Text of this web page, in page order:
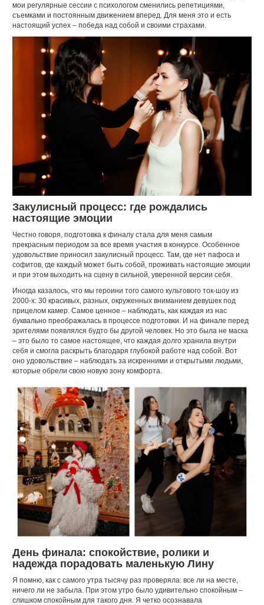
мои регулярные сессии с психологом сменились репетициями,
съемками и постоянным движением вперед. Для меня это и есть
настоящий успех – победа над собой и своими страхами.
Закулисный процесс: где рождались
настоящие эмоции
Честно говоря, подготовка к финалу стала для меня самым
прекрасным периодом за все время участия в конкурсе. Особенное
удовольствие приносил закулисный процесс. Там, где нет пафоса и
софитов, где каждый может быть собой, проживать настоящие эмоции
и при этом выходить на сцену в сильной, уверенной версии себя.
Иногда казалось, что мы героини того самого культового ток-шоу из
2000-х: 30 красивых, разных, окруженных вниманием девушек под
прицелом камер. Самое ценное – наблюдать, как каждая из нас
буквально преображалась в процессе подготовки. И на финале перед
зрителями появлялся будто бы другой человек. Но это была не маска
– это было то самое настоящее, что каждая долго хранила внутри
себя и смогла раскрыть благодаря глубокой работе над собой. Вот
оно удовольствие – наблюдать за искренними и открытыми людьми,
которые обрели свою новую зону комфорта.
День финала: спокойствие, ролики и
надежда порадовать маленькую Лину
Я помню, как с самого утра тысячу раз проверяла: все ли на месте,
ничего ли не забыла. При этом утро было удивительно спокойным –
слишком спокойным для такого дня. Я четко осознавала